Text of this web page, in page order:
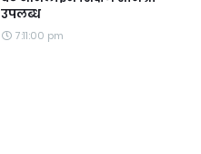
उपलब्ध
7:11:00 pm